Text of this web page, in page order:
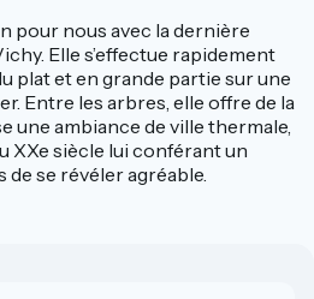
pour nous avec la dernière
Elle s’effectue rapidement
plat et en grande partie sur une
Entre les arbres, elle offre de la
une ambiance de ville thermale,
XXe siècle lui conférant un
de se révéler agréable.